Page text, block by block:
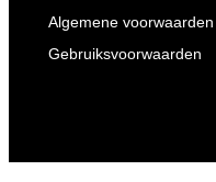
Algemene voorwaarden
Gebruiksvoorwaarden